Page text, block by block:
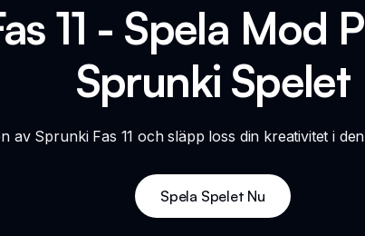
11 - Spela Mod
Sprunki Spelet
av Sprunki Fas 11 och släpp loss din kreativitet i
Spela Spelet Nu